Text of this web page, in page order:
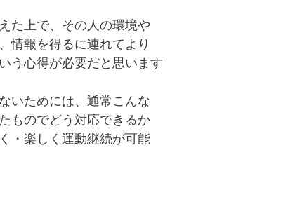
た上で、その人の環境や
情報を得るに連れてより
う心得が必要だと思います
いためには、通常こんな
ものでどう対応できるか
・楽しく運動継続が可能